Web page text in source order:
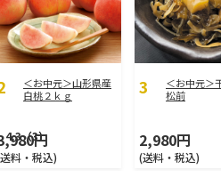
＜お中元＞山形県産
白桃２ｋｇ
4.3（3）
円
料・税込)
＜お中元＞
松前
2,980円
(送料・税込)